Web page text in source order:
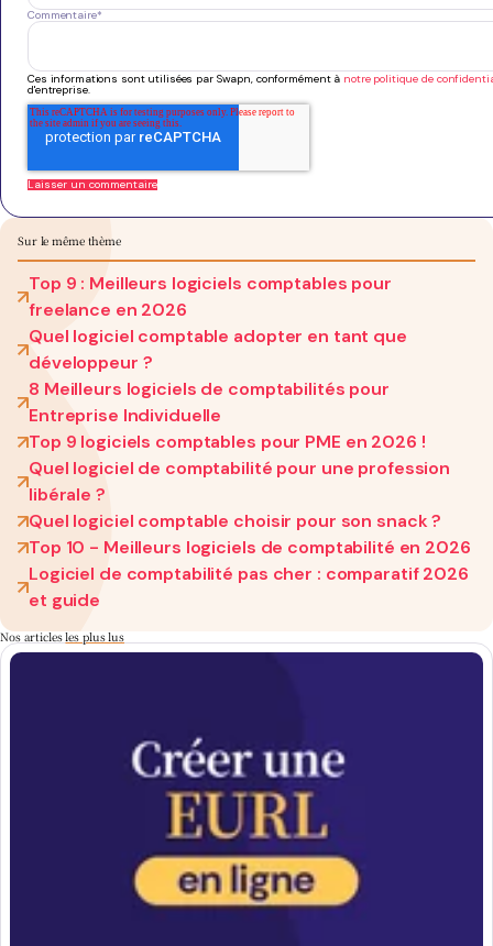
Commentaire*
Ces informations sont utilisées par Swapn, conformément à notre politique de
d'entreprise.
Sur le même thème
Top 9 : Meilleurs logiciels comptables pour
freelance en 2026
Quel logiciel comptable adopter en tant que
développeur ?
8 Meilleurs logiciels de comptabilités pour
Entreprise Individuelle
Top 9 logiciels comptables pour PME en 2026 !
Quel logiciel de comptabilité pour une profession
libérale ?
Quel logiciel comptable choisir pour son snack ?
Top 10 - Meilleurs logiciels de comptabilité en 2026
Logiciel de comptabilité pas cher : comparatif 2026
et guide
Nos articlesles plus lus